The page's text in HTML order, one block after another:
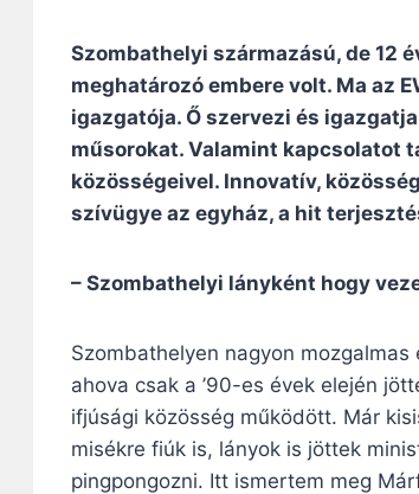
Szombathelyi származású, de 12
meghatározó embere volt. Ma az
igazgatója. Ő szervezi és
műsorokat. Valamint kapcsolatot
közösségeivel. Innovatív,
szívügye az egyház, a hit
– Szombathelyi lányként hogy
Szombathelyen nagyon
ahova csak a ’90-es évek elején
ifjúsági közösség működött. Már
misékre fiúk is, lányok is jöttek
pingpongozni. Itt ismertem meg